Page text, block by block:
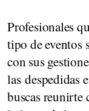
Profesionales
tipo de eventos
con sus
las despedidas
buscas reunirte